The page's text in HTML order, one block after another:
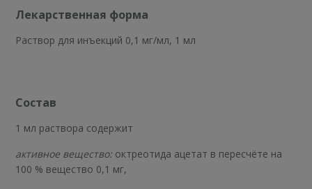
Лекарственная форма
Раствор для инъекций 0,1 мг/мл, 1 мл
Состав
1 мл раствора содержит
активное вещество: октреотида ацетат в пересчёте на
100 % вещество 0,1 мг,